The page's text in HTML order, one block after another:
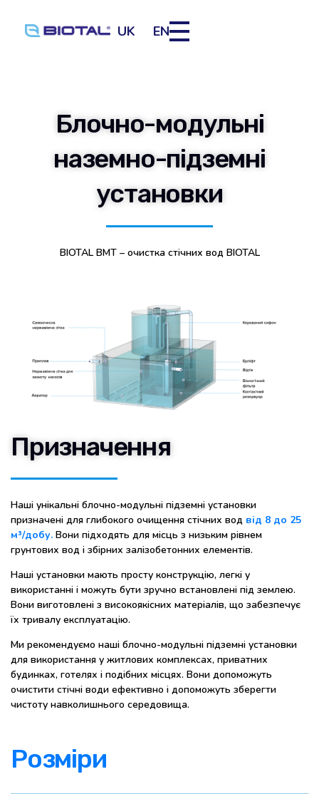
UK EN
Блочно-модульні
наземно-підземні
установки
BIOTAL BMT – очистка стічних вод BIOTAL
Призначення
Наші унікальні блочно-модульні підземні установки
призначені для глибокого очищення стічних вод від 8 до 25
м³/добу. Вони підходять для місць з низьким рівнем
грунтових вод і збірних залізобетонних елементів.
Наші установки мають просту конструкцію, легкі у
використанні і можуть бути зручно встановлені під землею.
Вони виготовлені з високоякісних матеріалів, що забезпечує
їх тривалу експлуатацію.
Ми рекомендуємо наші блочно-модульні підземні установки
для використання у житлових комплексах, приватних
будинках, готелях і подібних місцях. Вони допоможуть
очистити стічні води ефективно і допоможуть зберегти
чистоту навколишнього середовища.
Розміри